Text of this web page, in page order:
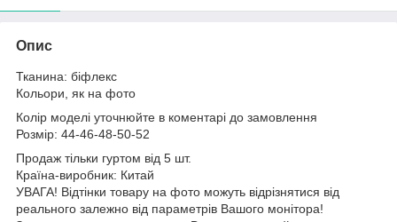
Опис
Тканина: біфлекс
Кольори, як на фото
Колір моделі уточнюйте в коментарі до замовлення
Розмір: 44-46-48-50-52
Продаж тільки гуртом від 5 шт.
Країна-виробник: Китай
УВАГА! Відтінки товару на фото можуть відрізнятися від
реального залежно від параметрів Вашого монітора!